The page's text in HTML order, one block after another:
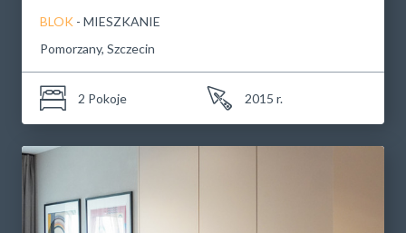
BLOK - MIESZKANIE
Pomorzany, Szczecin
2 Pokoje 2015 r.